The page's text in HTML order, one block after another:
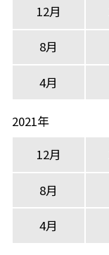
12月
8月
4月
2021年
12月
8月
4月